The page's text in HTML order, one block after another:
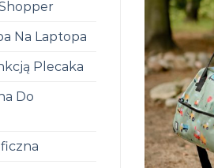
Na Laptopa
Plecaka
Do